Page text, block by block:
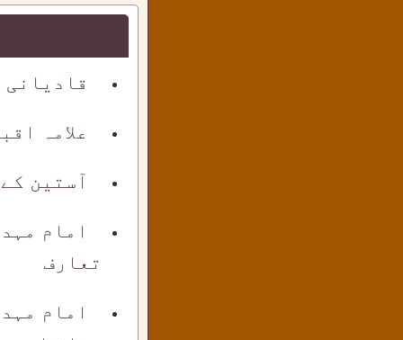
علامہ
آستین
امام
تعارف
امام